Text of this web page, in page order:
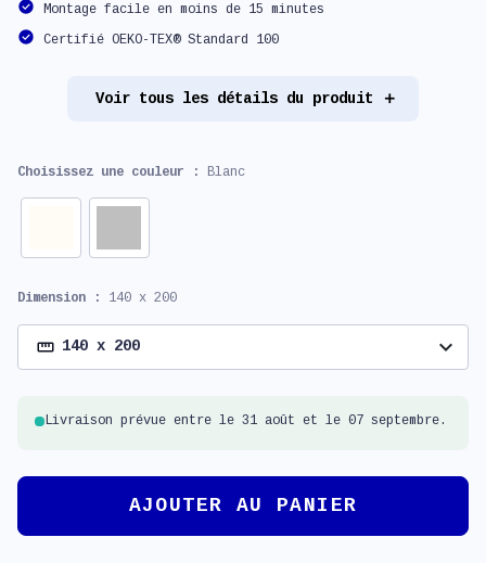
Montage facile en moins de 15 minutes
Certifié OEKO-TEX® Standard 100
Voir tous les détails du produit
Choisissez une couleur : Blanc
Dimension : 140 x 200
140 x 200 expand_more
Livraison prévue entre le 31 août et le 07 septembre.
AJOUTER AU PANIER